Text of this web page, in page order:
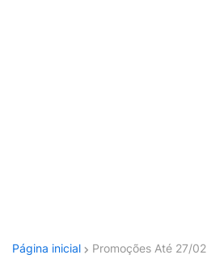
Página inicial Promoções Até 27/02